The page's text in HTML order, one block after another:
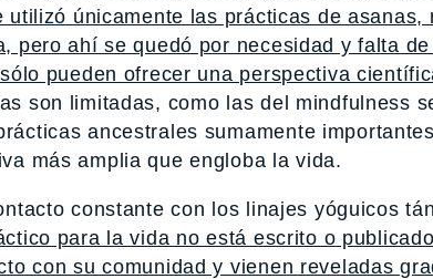
utilizó únicamente las prácticas de
pero ahí se quedó por necesidad y falta
pueden ofrecer una perspectiva
son limitadas, como las del mindfulness
ancestrales sumamente
más amplia que engloba la vida.
constante con los linajes yóguicos
para la vida no está escrito o
con su comunidad y vienen reveladas